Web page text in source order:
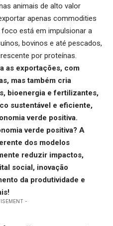
animais de alto valor
apenas commodities
está em impulsionar a
bovinos e até pescados,
por proteínas.
as exportações, com
mas também cria
bioenergia e fertilizantes,
sustentável e eficiente,
verde positiva.
verde positiva? A
dos modelos
reduzir impactos,
social, inovação
da produtividade e
-